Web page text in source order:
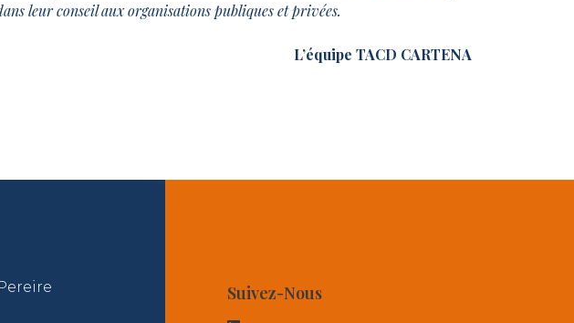
leur conseil aux organisations publiques et privées.
L’équipe TACD CARTENA
Suivez-Nous